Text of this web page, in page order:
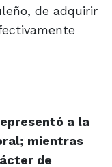
de adquirir
a la
mientras
de